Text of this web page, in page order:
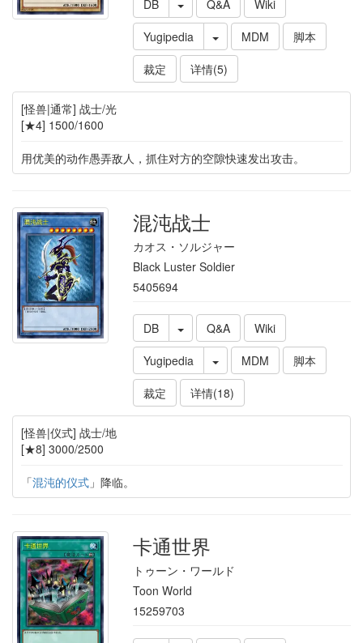
DB Q&A
Wiki
Yugipedia
MDM
脚本
裁定
详情(5)
[怪兽|通常] 战士/光
[★4] 1500/1600
用优美的动作愚弄敌人，抓住对方的空隙快速发出攻击。
混沌战士
カオス・ソルジャー
Black Luster Soldier
5405694
DB Q&A
Wiki
Yugipedia
MDM
脚本
裁定
详情(18)
[怪兽|仪式] 战士/地
[★8] 3000/2500
「混沌的仪式」降临。
卡通世界
トゥーン・ワールド
Toon World
15259703